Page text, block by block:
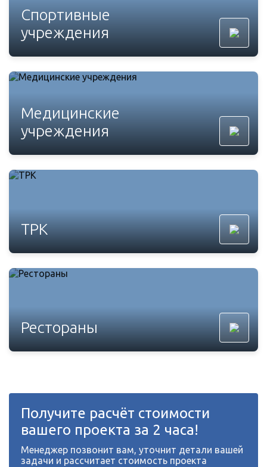
Спортивные
учреждения
Медицинские
учреждения
ТРК
Рестораны
Получите расчёт стоимости
вашего проекта за 2 часа!
Менеджер позвонит вам, уточнит детали вашей
задачи и рассчитает стоимость проекта